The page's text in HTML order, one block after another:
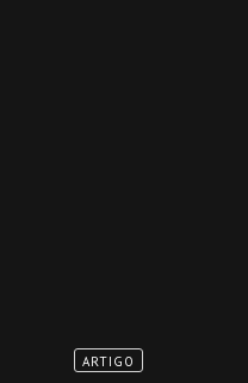
ARTIGO